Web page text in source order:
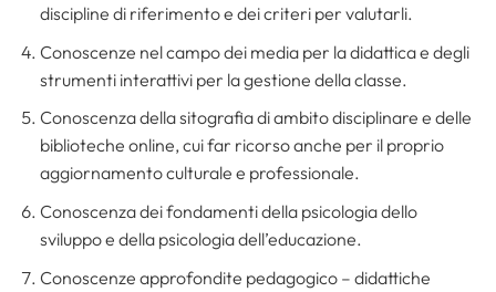
discipline di riferimento e dei criteri per valutarli.
Conoscenze nel campo dei media per la didattica e degli
strumenti interattivi per la gestione della classe.
Conoscenza della sitografia di ambito disciplinare e delle
biblioteche online, cui far ricorso anche per il proprio
aggiornamento culturale e professionale.
Conoscenza dei fondamenti della psicologia dello
sviluppo e della psicologia dell’educazione.
Conoscenze approfondite pedagogico – didattiche